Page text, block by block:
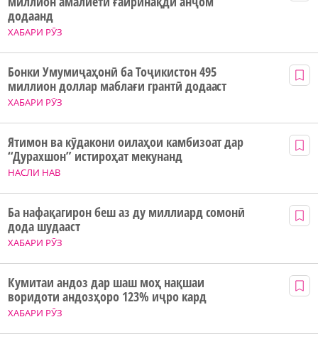
ХАБАРИ РӮЗ
додаанд
ХАБАРИ РӮЗ
Бонки Умумиҷаҳонӣ ба Тоҷикистон 495
миллион доллар маблағи грантӣ додааст
НАСЛИ НАВ
Ятимон ва кӯдакони оилаҳои камбизоат дар
“Дурахшон” истироҳат мекунанд
ХАБАРИ РӮЗ
Ба нафақагирон беш аз ду миллиард сомонӣ
дода шудааст
ХАБАРИ РӮЗ
Кумитаи андоз дар шаш моҳ нақшаи
воридоти андозҳоро 123% иҷро кард